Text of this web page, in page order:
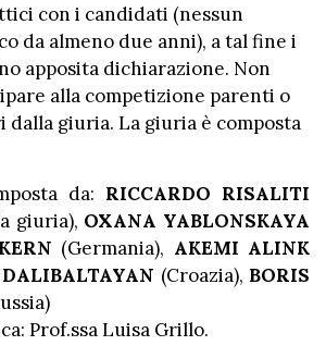
con i candidati (nessun
da almeno due anni), a tal fine i
apposita dichiarazione. Non
alla competizione parenti o
dalla giuria. La giuria è composta
da: RICCARDO RISALITI
giuria), OXANA YABLONSKAYA
(Germania), AKEMI ALINK
(Croazia), BORIS
Prof.ssa Luisa Grillo.